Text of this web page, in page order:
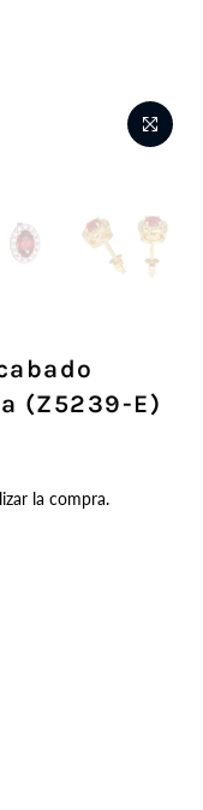
(Z5239-E)
la compra.